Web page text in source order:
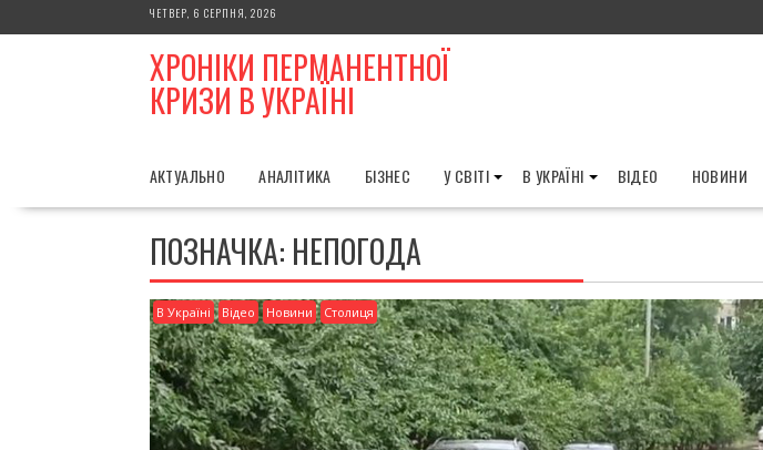
to
ЧЕТВЕР, 6 СЕРПНЯ, 2026
ХРОНІКИ ПЕРМАНЕНТНОЇ
КРИЗИ В УКРАЇНІ
АКТУАЛЬНО АНАЛІТИКА БІЗНЕС У СВІТІ В УКРАЇНІ ВІДЕО НОВИНИ
ПОЗНАЧКА: НЕПОГОДА
В Україні Відео Новини Столиця